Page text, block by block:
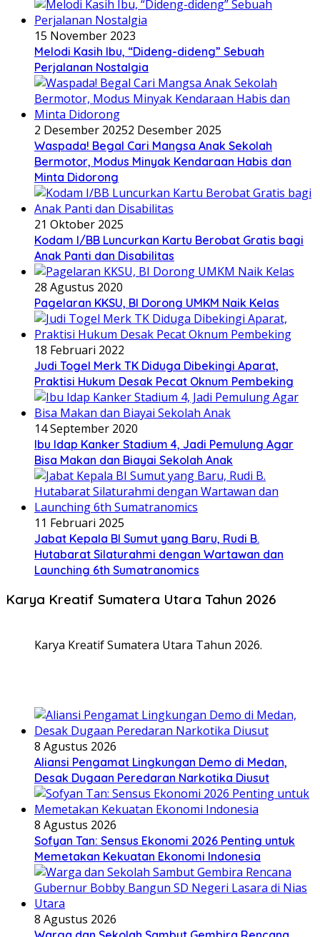
15 November 2023
Melodi Kasih Ibu, “Dideng-dideng” Sebuah
Perjalanan Nostalgia
2 Desember 20252 Desember 2025
Waspada! Begal Cari Mangsa Anak Sekolah
Bermotor, Modus Minyak Kendaraan Habis dan
Minta Didorong
21 Oktober 2025
Kodam I/BB Luncurkan Kartu Berobat Gratis bagi
Anak Panti dan Disabilitas
28 Agustus 2020
Pagelaran KKSU, BI Dorong UMKM Naik Kelas
18 Februari 2022
Judi Togel Merk TK Diduga Dibekingi Aparat,
Praktisi Hukum Desak Pecat Oknum Pembeking
14 September 2020
Ibu Idap Kanker Stadium 4, Jadi Pemulung Agar
Bisa Makan dan Biayai Sekolah Anak
11 Februari 2025
Jabat Kepala BI Sumut yang Baru, Rudi B.
Hutabarat Silaturahmi dengan Wartawan dan
Launching 6th Sumatranomics
Karya Kreatif Sumatera Utara Tahun 2026
Karya Kreatif Sumatera Utara Tahun 2026.
8 Agustus 2026
Aliansi Pengamat Lingkungan Demo di Medan,
Desak Dugaan Peredaran Narkotika Diusut
8 Agustus 2026
Sofyan Tan: Sensus Ekonomi 2026 Penting untuk
Memetakan Kekuatan Ekonomi Indonesia
8 Agustus 2026